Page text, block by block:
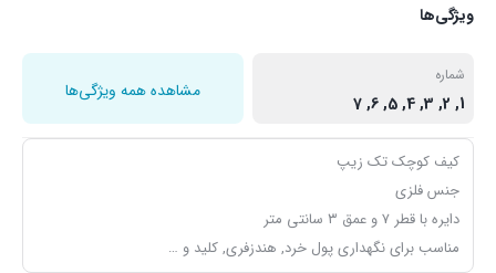
ویژگی‌ها
شماره
1, 2, 3, 4, 5, 6, 7
مشاهده همه ویژگی‌ها
کیف کوچک تک زیپ
جنس فلزی
دایره با قطر ۷ و عمق ۳ سانتی متر
مناسب برای نگهداری پول خرد, هندزفری, کلید و …